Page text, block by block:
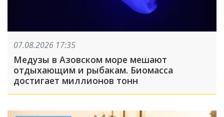
07.08.2026 17:35
Медузы в Азовском море мешают
отдыхающим и рыбакам. Биомасса
достигает миллионов тонн